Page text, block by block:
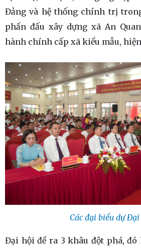
Đảng và hệ thống chính trị
phấn đấu xây dựng xã An
hành chính cấp xã kiểu mẫu,
Các đại biểu dự
Đại hội đề ra 3 khâu đột phá, đó